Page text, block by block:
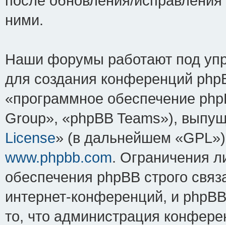
ними.
Наши форумы работают под
для создания конференций
«программное обеспечение
Group», «phpBB Teams»),
License» (в дальнейшем
www.phpbb.com. Ограничения
обеспечения phpBB строго
интернет-конференций, и
то, что администрация